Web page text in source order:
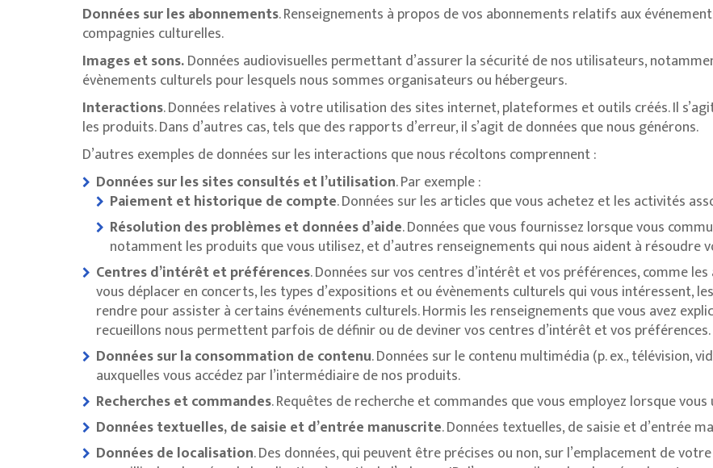
Données sur les abonnements. Renseignements à propos de vos abonnements relatifs aux
compagnies culturelles.
Images et sons.Données audiovisuelles permettant d’assurer la sécurité de nos utilisateurs,
évènements culturels pour lesquels nous sommes organisateurs ou hébergeurs.
Interactions. Données relatives à votre utilisation des sites internet, plateformes et outils créés. Il
les produits. Dans d’autres cas, tels que des rapports d’erreur, il s’agit de données que nous générons.
D’autres exemples de données sur les interactions que nous récoltons comprennent :
Données sur les sites consultés et l’utilisation. Par exemple :
Paiement et historique de compte. Données sur les articles que vous achetez et les activités
Résolution des problèmes et données d’aide. Données que vous fournissez lorsque vous
notamment les produits que vous utilisez, et d’autres renseignements qui nous aident à résoudre
Centres d’intérêt et préférences. Données sur vos centres d’intérêt et vos préférences, comme
vous déplacer en concerts, les types d’expositions et ou évènements culturels qui vous intéressent,
rendre pour assister à certains événements culturels. Hormis les renseignements que vous avez
recueillons nous permettent parfois de définir ou de deviner vos centres d’intérêt et vos préférences.
Données sur la consommation de contenu. Données sur le contenu multimédia (p. ex., télévision,
auxquelles vous accédez par l’intermédiaire de nos produits.
Recherches et commandes. Requêtes de recherche et commandes que vous employez lorsque
Données textuelles, de saisie et d’entrée manuscrite. Données textuelles, de saisie et d’entrée
Données de localisation. Des données, qui peuvent être précises ou non, sur l’emplacement de